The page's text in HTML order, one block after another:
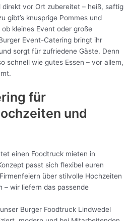
direkt vor Ort zubereitet – heiß, saftig
gibt’s knusprige Pommes und
kleines Event oder große
Event-Catering bringt ihr
sorgt für zufriedene Gäste. Denn
schnell wie gutes Essen – vor allem,
für
und
einen Foodtruck mieten in
passt sich flexibel euren
über stilvolle Hochzeiten
– wir liefern das passende
Burger Foodtruck Lindwedel